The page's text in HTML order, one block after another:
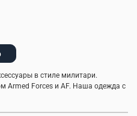
в стиле милитари.
Armed Forces и AF. Наша одежда с